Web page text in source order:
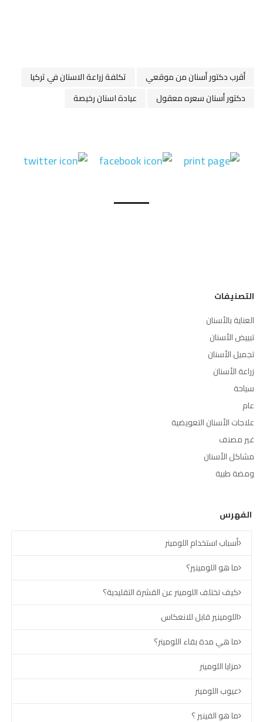
أقرب دكتور أسنان من موقعي
تكلفة زراعة الاسنان في تركيا
دكتور أسنان سعره معقول
عيادة اسنان رخيصة
التصنيفات
العناية بالأسنان
تبييض الأسنان
تجميل الأسنان
زراعة الأسنان
سياحة
عام
علاجات الأسنان التعويضية
غير مصنف
مشاكل الأسنان
ومضة طبية
الفهرس
أسباب استخدام اللومينر
ما هو اللومينير؟
كيف تختلف اللومينر عن القشرة التقليدية؟
اللومينير قابل للانعكاس
ما هي مدة بقاء اللومينر؟
مزايا اللومينر
عيوب اللومينر
ما هو الفينير ؟